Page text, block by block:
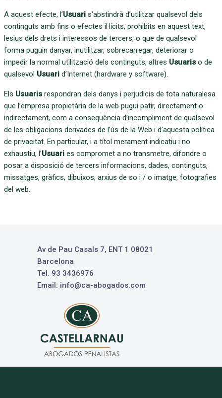
A aquest efecte, l’Usuari s’abstindrà d’utilitzar qualsevol dels
continguts amb fins o efectes il·lícits, prohibits en aquest text,
lesius dels drets i interessos de tercers, o que de qualsevol
forma puguin danyar, inutilitzar, sobrecarregar, deteriorar o
impedir la normal utilització dels continguts, altres Usuaris o de
qualsevol Usuari d’Internet (hardware y software).
Els Usuaris respondran dels danys i perjudicis de tota naturalesa
que l’empresa propietària de la web pugui patir, directament o
indirectament, com a conseqüència d’incompliment de qualsevol
de les obligacions derivades de l’ús de la Web i d’aquesta política
de privacitat. En particular, i a títol merament indicatiu i no
exhaustiu, l’Usuari es compromet a no transmetre, difondre o
posar a disposició de tercers informacions, dades, continguts,
missatges, gràfics, dibuixos, arxius de so i / o imatge, fotografies
del web.
Av de Pau Casals 7, ENT 1 08021
Barcelona
Tel. 93 3436976
Email: info@ca-abogados.com